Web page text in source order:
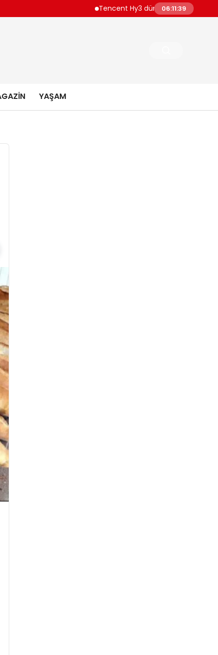
Tencent Hy3 dünya genelinde kullanıma
06:11:40
YAŞAM